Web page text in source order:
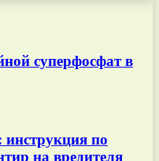
суперфосфат в
по
на вредителя